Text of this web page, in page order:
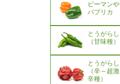
ピーマンや
パプリカ
とうがらし
（甘味種）
とうがらし
（辛～超激
辛種）